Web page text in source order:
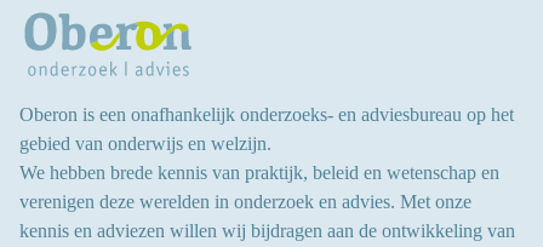
Oberon is een onafhankelijk onderzoeks- en adviesbureau op het
gebied van onderwijs en welzijn.
We hebben brede kennis van praktijk, beleid en wetenschap en
verenigen deze werelden in onderzoek en advies. Met onze
kennis en adviezen willen wij bijdragen aan de ontwikkeling van